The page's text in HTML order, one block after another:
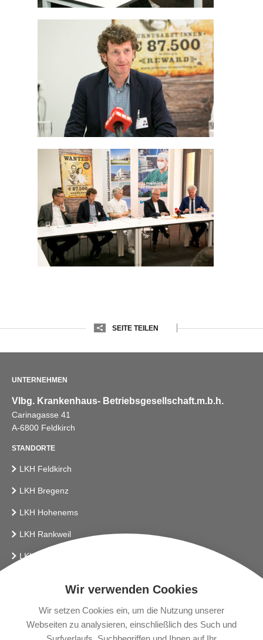
Wir verwenden Cookies
Wir setzen Cookies ein, um die Nutzung unserer
Webseiten zu analysieren, einschließlich des Such und
SEITE TEILEN
UNTERNEHMEN
Vlbg. Krankenhaus- Betriebsgesellschaft.m.b.h.
Carinagasse 41
A-6800 Feldkirch
STANDORTE
LKH Feldkirch
LKH Bregenz
LKH Hohenems
LKH Rankweil
LKH Bludenz
Presse